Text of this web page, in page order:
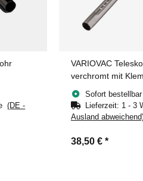
(DE -
VARIOVAC
verchromt mit
mm
Sofort bestellbar
Lieferzeit: 1 - 3
Ausland
38,50 € *